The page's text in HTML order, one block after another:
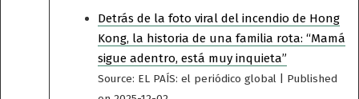
Detrás de la foto viral del incendio de Hong
Kong, la historia de una familia rota: “Mamá
sigue adentro, está muy inquieta”
Source: EL PAÍS: el periódico global
Published